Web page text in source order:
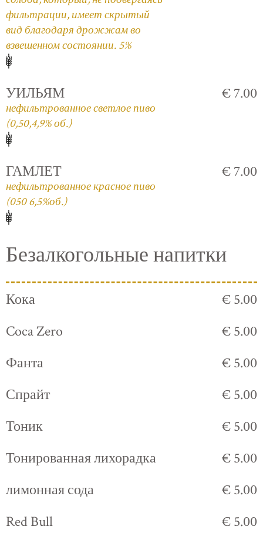
фильтрации, имеет скрытый
вид благодаря дрожжам во
взвешенном состоянии. 5%
УИЛЬЯМ
нефильтрованное светлое пиво
(0,50,4,9% об.)
€ 7.00
ГАМЛЕТ
нефильтрованное красное пиво
(050 6,5%об.)
€ 7.00
Безалкогольные напитки
Кока
€ 5.00
Coca Zero
€ 5.00
Фанта
€ 5.00
Спрайт
€ 5.00
Тоник
€ 5.00
Тонированная лихорадка
€ 5.00
лимонная сода
€ 5.00
Red Bull
€ 5.00